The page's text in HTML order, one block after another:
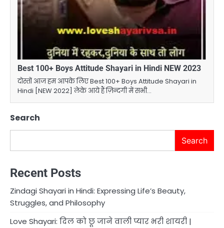
Best 100+ Boys Attitude Shayari in Hindi NEW 2023
दोस्तों आज हम आपके लिए Best 100+ Boys Attitude Shayari in
Hindi [NEW 2022] लेके आये हैं ज़िन्दगी में सभी…
Search
Search
Recent Posts
Zindagi Shayari in Hindi: Expressing Life’s Beauty,
Struggles, and Philosophy
Love Shayari: दिल को छू जाने वाली प्यार भरी शायरी |